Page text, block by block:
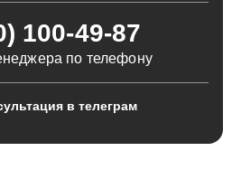
100-49-87
по телефону
в телеграм